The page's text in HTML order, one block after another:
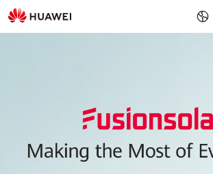
Ihr
Partner
| FusionSolar